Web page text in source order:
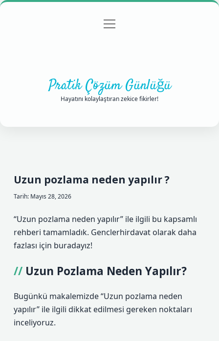
Gizlilik Politikası
menüyü
Pratik Çözüm Günlüğü
Hayatını kolaylaştıran zekice fikirler!
Uzun pozlama neden yapılır ?
Tarih: Mayıs 28, 2026
“Uzun pozlama neden yapılır” ile ilgili bu kapsamlı
rehberi tamamladık. Genclerhirdavat olarak daha
fazlası için buradayız!
Uzun Pozlama Neden Yapılır?
Bugünkü makalemizde “Uzun pozlama neden
yapılır” ile ilgili dikkat edilmesi gereken noktaları
inceliyoruz.